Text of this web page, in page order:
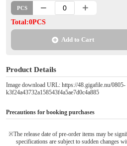
PCS
Total:0PCS
Add to Cart
Product Details
Image download URL: https://48.gigafile.nu/0805-
k3f24a43732a158543f4a5ae7d0c4a885
Precautions for booking purchases
※The release date of pre-order items may be
specifications are subject to sudden changes